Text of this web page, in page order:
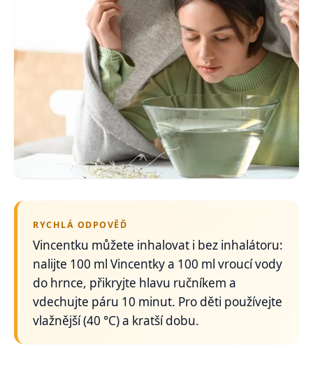
RYCHLÁ ODPOVĚĎ
Vincentku můžete inhalovat i bez inhalátoru:
nalijte 100 ml Vincentky a 100 ml vroucí vody
do hrnce, přikryjte hlavu ručníkem a
vdechujte páru 10 minut. Pro děti používejte
vlažnější (40 °C) a kratší dobu.